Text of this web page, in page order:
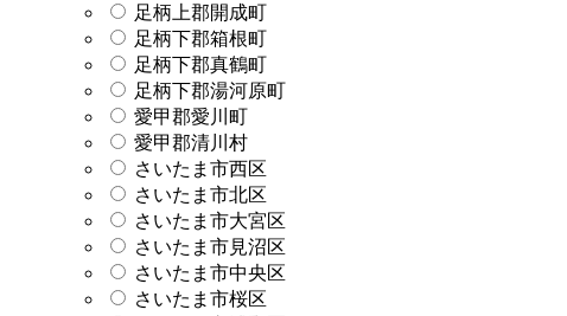
足柄上郡開成町
足柄下郡箱根町
足柄下郡真鶴町
足柄下郡湯河原町
愛甲郡愛川町
愛甲郡清川村
さいたま市西区
さいたま市北区
さいたま市大宮区
さいたま市見沼区
さいたま市中央区
さいたま市桜区